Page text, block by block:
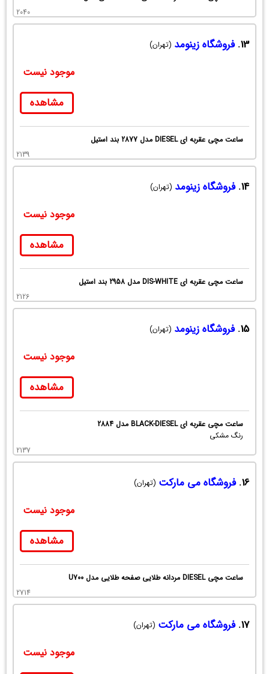
2040
13. فروشگاه زینومد (تهران)
موجود نیست
مشاهده
ساعت مچی عقربه ای DIESEL مدل 2877 بند استیل
2139
14. فروشگاه زینومد (تهران)
موجود نیست
مشاهده
ساعت مچی عقربه ای DIS-WHITE مدل 2958 بند استیل
2126
15. فروشگاه زینومد (تهران)
موجود نیست
مشاهده
ساعت مچی عقربه ای BLACK-DIESEL مدل 2884
رنگ مشکی
2137
16. فروشگاه می مارکت (تهران)
موجود نیست
مشاهده
ساعت مچی DIESEL مردانه طلایی صفحه طلایی مدل U700
2714
17. فروشگاه می مارکت (تهران)
موجود نیست